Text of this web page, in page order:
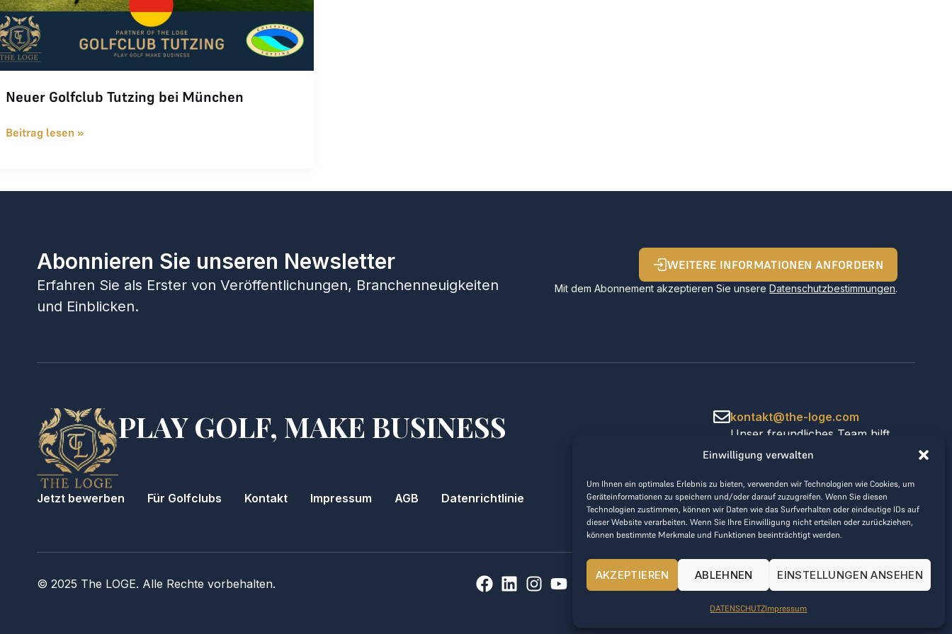
Einwilligung verwalten
Um Ihnen ein optimales Erlebnis zu bieten, verwenden wir Technologien wie Cookies, um
Geräteinformationen zu speichern und/oder darauf zuzugreifen. Wenn Sie diesen
Technologien zustimmen, können wir Daten wie das Surfverhalten oder eindeutige IDs auf
dieser Website verarbeiten. Wenn Sie Ihre Einwilligung nicht erteilen oder zurückziehen,
können bestimmte Merkmale und Funktionen beeinträchtigt werden.
AKZEPTIEREN ABLEHNEN EINSTELLUNGEN ANSEHEN
DATENSCHUTZImpressum
Neuer Golfclub Tutzing bei München
Beitrag lesen »
Abonnieren Sie unseren Newsletter
Erfahren Sie als Erster von Veröffentlichungen, Branchenneuigkeiten
und Einblicken.
WEITERE INFORMATIONEN ANFORDERN
Mit dem Abonnement akzeptieren Sie unsereDatenschutzbestimmungen.
PLAY GOLF, MAKE BUSINESS
Jetzt bewerben Für Golfclubs Kontakt Impressum AGB Datenrichtlinie
kontakt@the-loge.com
Unser freundliches Team hilft
Ihnen gerne weiter.
Mo-Fr von 8:00 bis 17:00 Uhr.
© 2025 The LOGE. Alle Rechte vorbehalten.